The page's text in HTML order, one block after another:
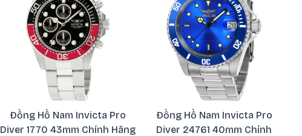
Đồng Hồ Nam Invicta Pro
Diver 1770 43mm Chính Hãng
Đồng Hồ Nam Invicta Pro
Diver 24761 40mm Chính